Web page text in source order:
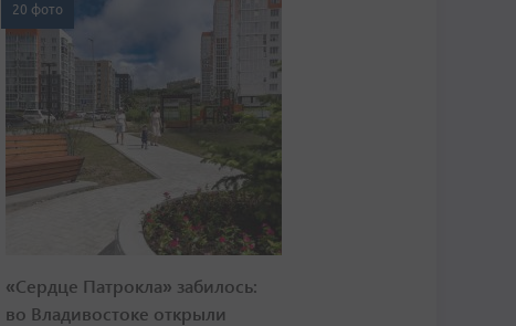
20 фото
«Сердце Патрокла» забилось:
во Владивостоке открыли